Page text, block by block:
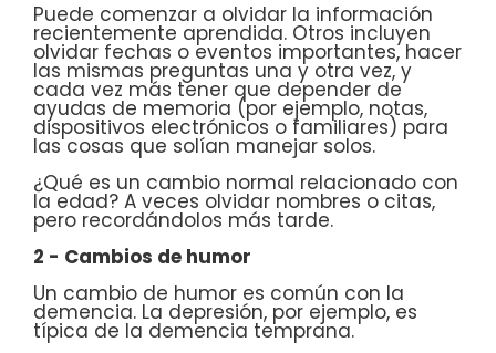
Puede comenzar a olvidar la información
recientemente aprendida. Otros incluyen
olvidar fechas o eventos importantes, hacer
las mismas preguntas una y otra vez, y
cada vez más tener que depender de
ayudas de memoria (por ejemplo, notas,
dispositivos electrónicos o familiares) para
las cosas que solían manejar solos.
¿Qué es un cambio normal relacionado con
la edad? A veces olvidar nombres o citas,
pero recordándolos más tarde.
2 - Cambios de humor
Un cambio de humor es común con la
demencia. La depresión, por ejemplo, es
típica de la demencia temprana.